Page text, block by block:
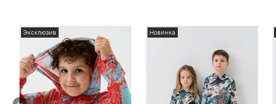
Эксклюзив Новинка